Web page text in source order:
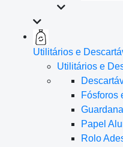
Utilitários e
Utilitários e
Fósforos
Papel
Rolo